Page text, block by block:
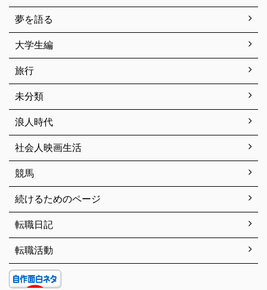
夢を語る
大学生編
旅行
未分類
浪人時代
社会人映画生活
競馬
続けるためのページ
転職日記
転職活動